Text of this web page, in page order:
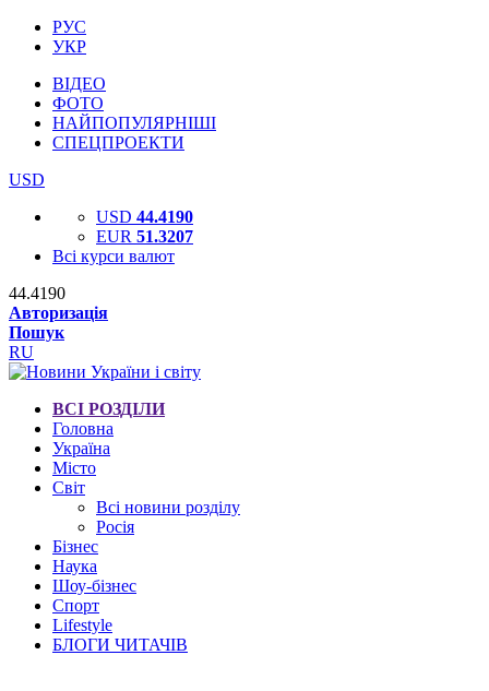
РУС
УКР
ВІДЕО
ФОТО
НАЙПОПУЛЯРНІШІ
СПЕЦПРОЕКТИ
USD
USD 44.4190
EUR 51.3207
Всі курси валют
44.4190
Авторизація
Пошук
RU
ВСІ РОЗДІЛИ
Головна
Україна
Місто
Світ
Всі новини розділу
Росія
Бізнес
Наука
Шоу-бізнес
Спорт
Lifestyle
БЛОГИ ЧИТАЧІВ